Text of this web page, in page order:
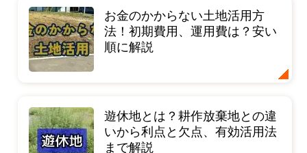
お金のかからない土地活用方
法！初期費用、運用費は？安い
順に解説
遊休地とは？耕作放棄地との違
いから利点と欠点、有効活用法
まで解説